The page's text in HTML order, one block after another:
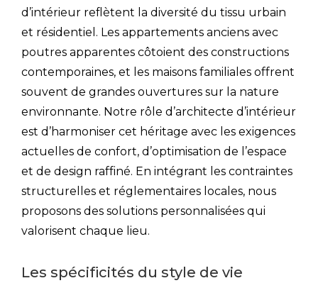
d’intérieur reflètent la diversité du tissu urbain
et résidentiel. Les appartements anciens avec
poutres apparentes côtoient des constructions
contemporaines, et les maisons familiales offrent
souvent de grandes ouvertures sur la nature
environnante. Notre rôle d’architecte d’intérieur
est d’harmoniser cet héritage avec les exigences
actuelles de confort, d’optimisation de l’espace
et de design raffiné. En intégrant les contraintes
structurelles et réglementaires locales, nous
proposons des solutions personnalisées qui
valorisent chaque lieu.
Les spécificités du style de vie